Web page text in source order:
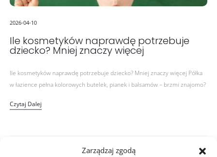
Zarządzaj zgodą
2026-04-10
Ile kosmetyków naprawdę potrzebuje
dziecko? Mniej znaczy więcej
Ile kosmetyków naprawdę potrzebuje dziecko? Mniej znaczy więcej Półka
w łazience pełna kolorowych butelek, pianek i balsamów – brzmi znajomo?
Czytaj Dalej